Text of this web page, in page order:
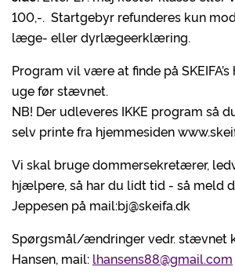
100,-. Startgebyr refunderes kun
læge- eller dyrlægeerklæring.
Program vil være at finde på
uge før stævnet.
NB! Der udleveres IKKE program så
selv printe fra hjemmesiden
Vi skal bruge dommersekretærer,
hjælpere, så har du lidt tid - så meld
Jeppesen på mail:bj@skeifa.dk
Spørgsmål/ændringer vedr. stævnet
Hansen, mail: lhansens88@gmail.com